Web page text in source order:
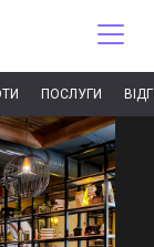
ПОСЛУГИ